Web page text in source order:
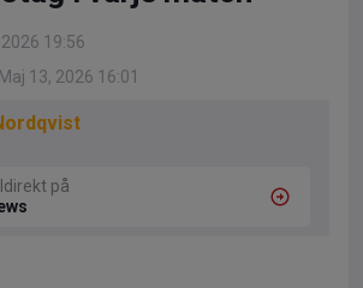
19:56
13, 2026 16:01
på